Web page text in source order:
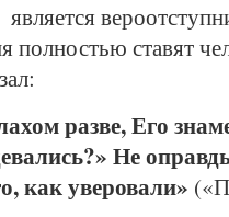
полностью ставят
разве, Его
Не
как уверовали»